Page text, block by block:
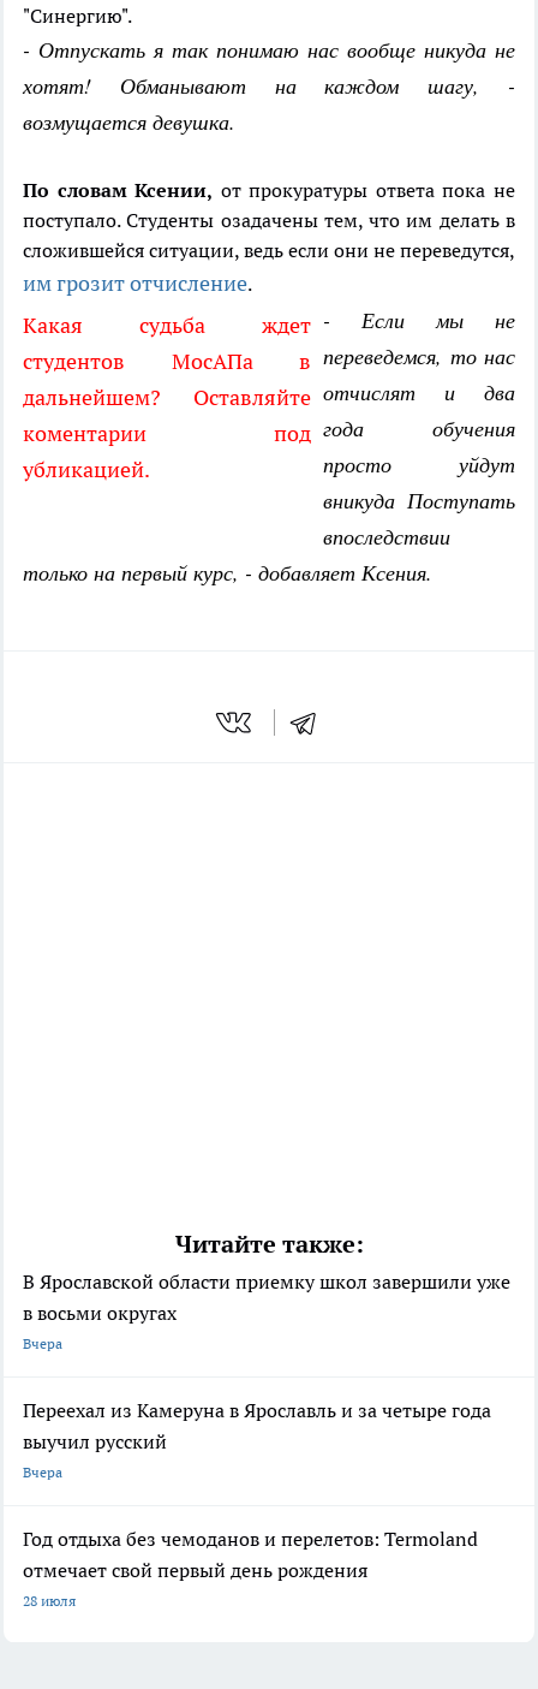
"Синергию".
- Отпускать я так понимаю нас вообще никуда не
хотят! Обманывают на каждом шагу, -
возмущается девушка.
По словам Ксении, от прокуратуры ответа пока не
поступало. Студенты озадачены тем, что им делать в
сложившейся ситуации, ведь если они не переведутся,
им грозит отчисление.
Какая судьба ждет
студентов МосАПа в
дальнейшем? Оставляйте
коментарии под
убликацией.
- Если мы не
переведемся, то нас
отчислят и два
года обучения
просто уйдут
вникуда Поступать
впоследствии
только на первый курс, - добавляет Ксения.
Читайте также:
В Ярославской области приемку школ завершили уже
в восьми округах
Вчера
Переехал из Камеруна в Ярославль и за четыре года
выучил русский
Вчера
Год отдыха без чемоданов и перелетов: Termoland
отмечает свой первый день рождения
28 июля